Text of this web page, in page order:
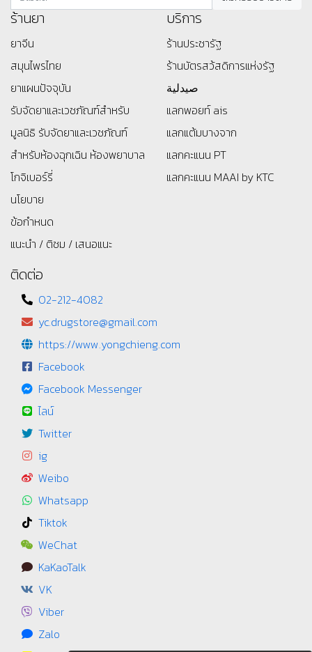
ร้านยา
ยาจีน
สมุนไพรไทย
ยาแผนปัจจุบัน
รับจัดยาและเวชภัณฑ์สำหรับ
มูลนิธิ รับจัดยาและเวชภัณฑ์
สำหรับห้องฉุกเฉิน ห้องพยาบาล
โกจิเบอร์รี่
นโยบาย
ข้อกำหนด
แนะนำ / ติชม / เสนอแนะ
บริการ
ร้านประชารัฐ
ร้านบัตรสว้สดิการแห่งรัฐ
صيدلية
แลกพอยท์ ais
แลกแต้มบางจาก
แลกคะแนน PT
แลกคะแนน MAAI by KTC
ติดต่อ
02-212-4082
yc.drugstore@gmail.com
https://www.yongchieng.com
Facebook
Facebook Messenger
ไลน์
Twitter
ig
Weibo
Whatsapp
Tiktok
WeChat
KaKaoTalk
VK
Viber
Zalo